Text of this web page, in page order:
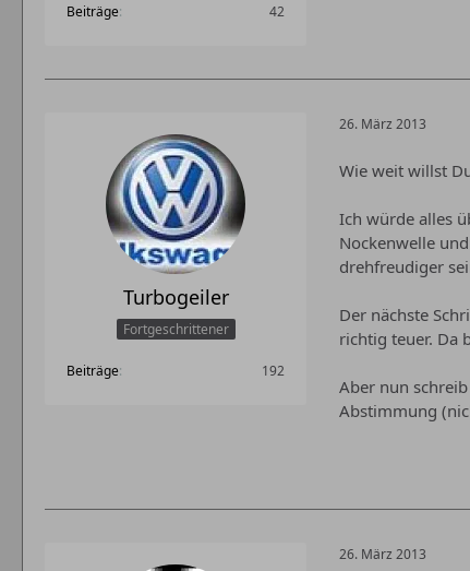
Beiträge 42
Turbogeiler
Fortgeschrittener
Beiträge 192
26. März 2013
Wie weit willst
Ich würde alles
Nockenwelle
drehfreudiger
Der nächste
richtig teuer. Da
Aber nun
Abstimmung
26. März 2013